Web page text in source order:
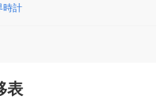
時計
表